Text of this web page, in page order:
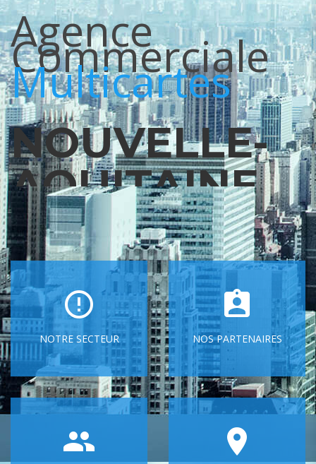
Agence
Commerciale
Multicartes
NOUVELLE-
AQUITAINE.
PACA.
OCCITANIE.
NOTRE SECTEUR NOS PARTENAIRES